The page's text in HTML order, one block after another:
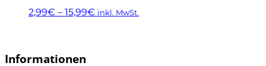
Die
2,99€ – 15,99€ inkl. MwSt.
weist
Informationen